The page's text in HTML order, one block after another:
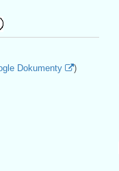
Dokumenty )